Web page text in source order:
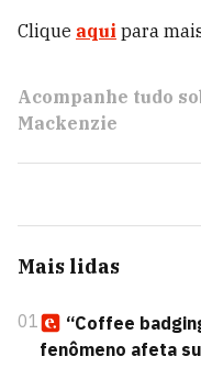
Clique aqui para
Acompanhe tudo
Mackenzie
Mais lidas
01
“Coffee
fenômeno afeta